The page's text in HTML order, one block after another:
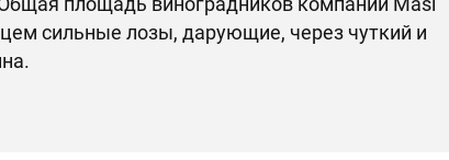
сильные лозы, дарующие, через чуткий и